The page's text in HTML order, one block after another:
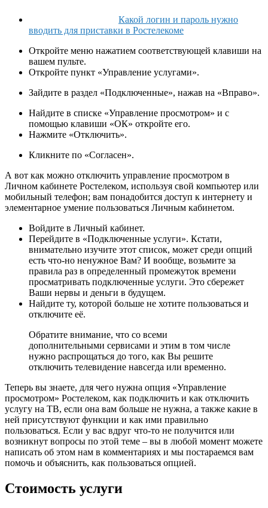
Какой логин и пароль нужно
вводить для приставки в Ростелекоме
Откройте меню нажатием соответствующей клавиши на
вашем пульте.
Откройте пункт «Управление услугами».
Зайдите в раздел «Подключенные», нажав на «Вправо».
Найдите в списке «Управление просмотром» и с
помощью клавиши «ОК» откройте его.
Нажмите «Отключить».
Кликните по «Согласен».
А вот как можно отключить управление просмотром в
Личном кабинете Ростелеком, используя свой компьютер или
мобильный телефон; вам понадобится доступ к интернету и
элементарное умение пользоваться Личным кабинетом.
Войдите в Личный кабинет.
Перейдите в «Подключенные услуги». Кстати,
внимательно изучите этот список, может среди опций
есть что-но ненужное Вам? И вообще, возьмите за
правила раз в определенный промежуток времени
просматривать подключенные услуги. Это сбережет
Ваши нервы и деньги в будущем.
Найдите ту, которой больше не хотите пользоваться и
отключите её.
Обратите внимание, что со всеми
дополнительными сервисами и этим в том числе
нужно распрощаться до того, как Вы решите
отключить телевидение навсегда или временно.
Теперь вы знаете, для чего нужна опция «Управление
просмотром» Ростелеком, как подключить и как отключить
услугу на ТВ, если она вам больше не нужна, а также какие в
ней присутствуют функции и как ими правильно
пользоваться. Если у вас вдруг что-то не получится или
возникнут вопросы по этой теме – вы в любой момент можете
написать об этом нам в комментариях и мы постараемся вам
помочь и объяснить, как пользоваться опцией.
Стоимость услуги